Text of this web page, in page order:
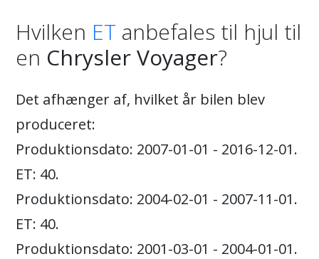
Hvilken ET anbefales til hjul til
en Chrysler Voyager?
Det afhænger af, hvilket år bilen blev
produceret:
Produktionsdato: 2007-01-01 - 2016-12-01.
ET: 40.
Produktionsdato: 2004-02-01 - 2007-11-01.
ET: 40.
Produktionsdato: 2001-03-01 - 2004-01-01.